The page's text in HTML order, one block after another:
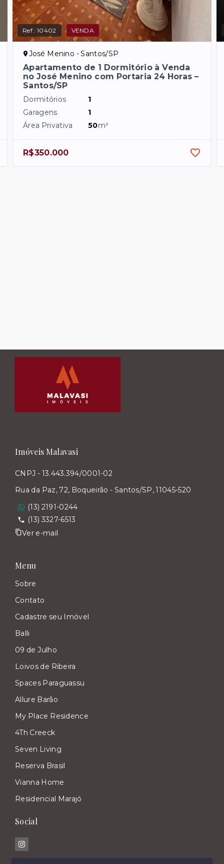
Ref.:10402 VENDA
José Menino - Santos/SP
Apartamento de 1 Dormitório à Venda
no José Menino com Portaria 24 Horas –
Santos/SP
Dormitórios
1
Garagens
1
Área Privativa
50m²
R$350.000
Imóveis Malavasi
CNPJ - 13.443.394/0001-02
Rua da Paz, 72, Boqueirão - Santos/SP, 11045-520
(13) 2191-0244
(13) 3327-6513
Ver e-mail
Menu
Sobre
Contato
Cadastre seu Imóvel
Balli
09 de Julho
Loivos de Ribeira
Spaces Paraguassu
Allure Barão
My Place Residence
4Th Creeck
Seven Living
Reserva Brasil
Vianna Home
Residencial Marajó
Social